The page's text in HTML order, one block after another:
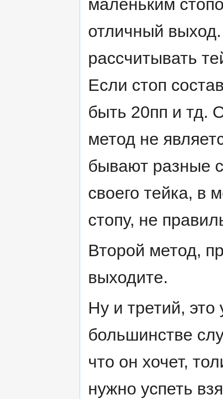
маленьким
отличный
рассчитывать
Если стоп
быть 20пп и тд.
метод не
бывают разные
своего тейка, в
стопу, не
Второй метод,
выходите.
Ну и третий,
большинстве
что он хочет,
нужно успеть